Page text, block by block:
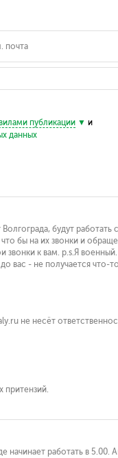
публикации
и
данных
Волгограда, будут
бы на их звонки и
звонки к вам. p.s.Я
вас - не получается что-
не несёт
притензий.
начинает работать в